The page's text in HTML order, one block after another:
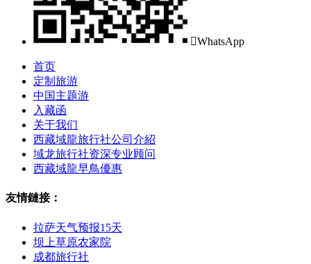
WhatsApp
首页
定制旅游
中国主题游
入藏函
关于我们
西藏域龍旅行社公司介紹
域龙旅行社资深专业顾问
西藏域龍早鳥優惠
友情鏈接：
拉萨天气预报15天
坝上草原农家院
成都旅行社